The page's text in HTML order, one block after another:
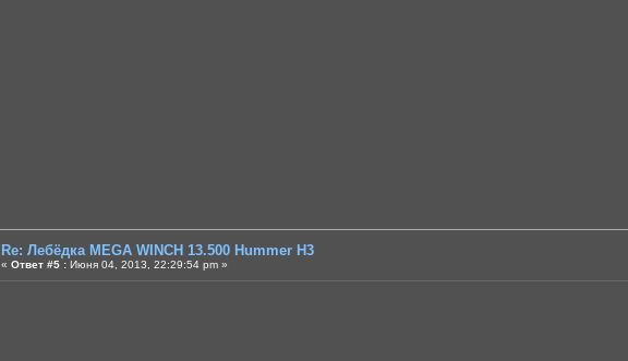
Re: Лебёдка MEGA WINCH 13.500 Hummer H3
« Ответ #5 : Июня 04, 2013, 22:29:54 pm »